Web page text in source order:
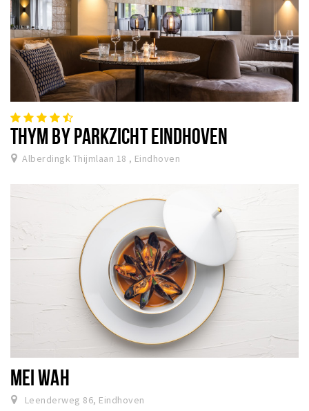
THYM BY PARKZICHT EINDHOVEN
Alberdingk Thijmlaan 18 , Eindhoven
MEI WAH
Leenderweg 86, Eindhoven